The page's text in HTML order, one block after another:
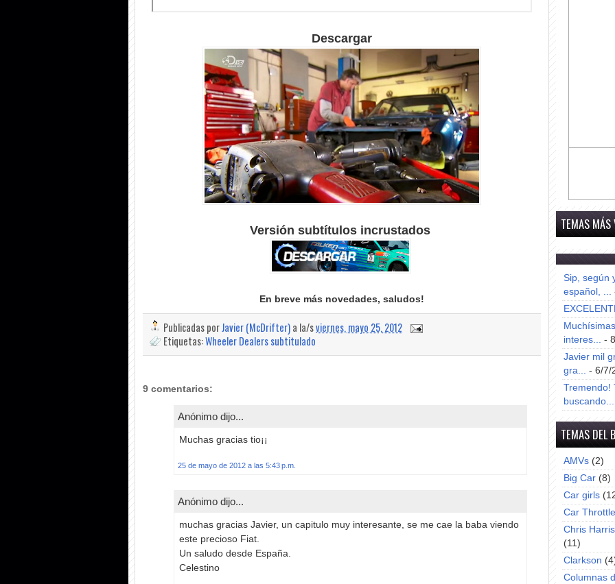
Descargar
Versión subtítulos incrustados
En breve más novedades, saludos!
Publicadas porJavier (McDrifter)a la/sviernes, mayo 25, 2012
Etiquetas:Wheeler Dealers subtitulado
9 comentarios:
Anónimo dijo...
Muchas gracias tio¡¡
25 de mayo de 2012 a las 5:43 p.m.
Anónimo dijo...
muchas gracias Javier, un capitulo muy interesante, se me cae la baba viendo
este precioso Fiat.
Un saludo desde España.
Celestino
TEMAS MÁS
Sip, según
español, ...
interes... -
Javier mil
gra... - 6/7/
Tremendo!
buscando...
TEMAS DEL
AMVs (2)
Big Car (8)
Car girls
Car Throttle
Chris
(11)
Clarkson
Columnas